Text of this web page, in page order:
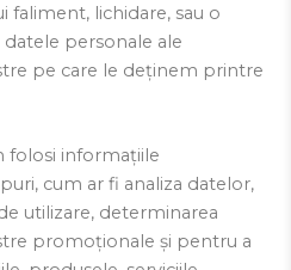
faliment, lichidare, sau o
personale ale
pe care le deținem printre
folosi informațiile
cum ar fi analiza datelor,
utilizare, determinarea
promoționale și pentru a